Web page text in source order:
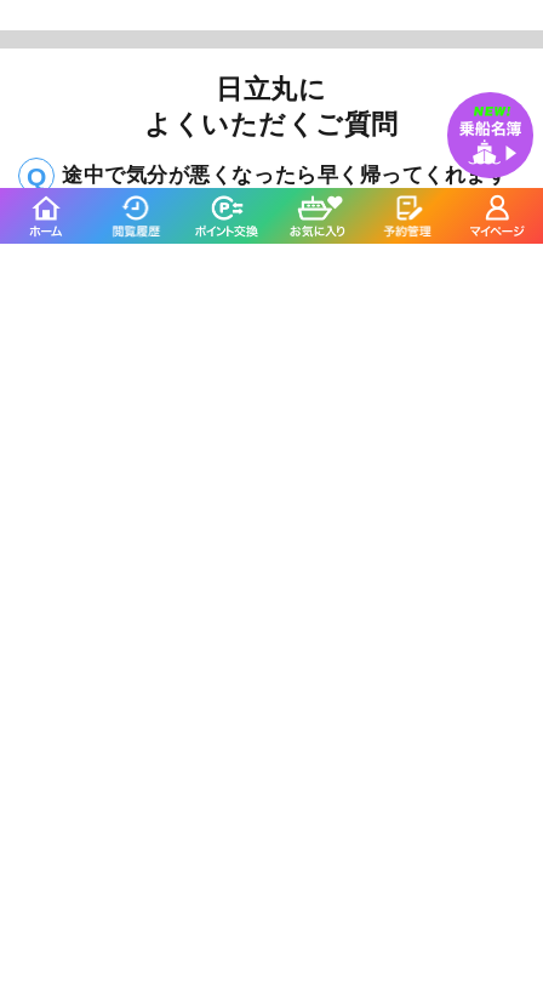
日立丸に
よくいただくご質問
途中で気分が悪くなったら早く帰ってくれます
乗合では他のお客様がいらっしゃいますので、早く帰